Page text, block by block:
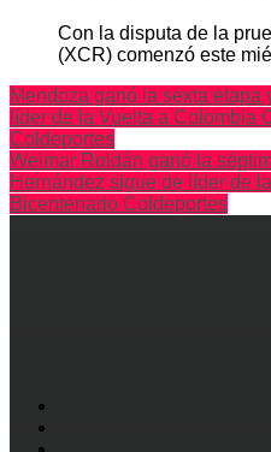
Con la disputa de la
(XCR) comenzó este
Mendoza ganó la sexta
líder de la Vuelta a Colombia
Coldeportes
Weimar Roldán ganó la
Hernández sigue de líder de
Bicentenario Coldeportes